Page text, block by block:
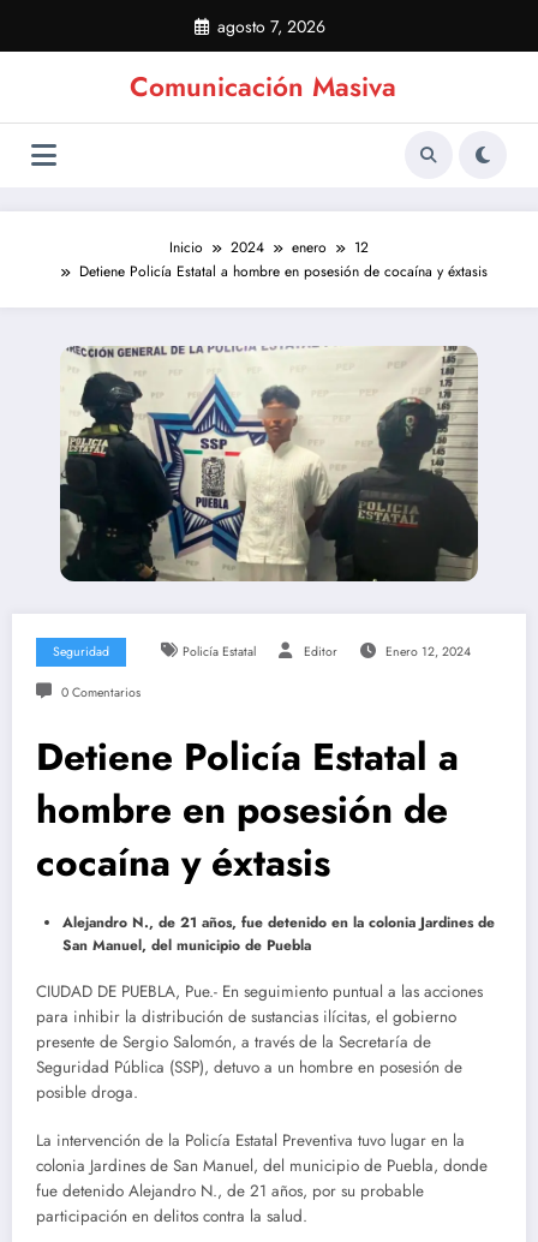
contenido
agosto 7, 2026
Comunicación Masiva
Inicio 2024 enero
12
Detiene Policía Estatal a hombre en posesión de cocaína y éxtasis
Seguridad Policía Estatal Editor Enero 12, 2024
0 Comentarios
Detiene Policía Estatal a
hombre en posesión de
cocaína y éxtasis
Alejandro N., de 21 años, fue detenido en la colonia Jardines de
San Manuel, del municipio de Puebla
CIUDAD DE PUEBLA, Pue.- En seguimiento puntual a las acciones
para inhibir la distribución de sustancias ilícitas, el gobierno
presente de Sergio Salomón, a través de la Secretaría de
Seguridad Pública (SSP), detuvo a un hombre en posesión de
posible droga.
La intervención de la Policía Estatal Preventiva tuvo lugar en la
colonia Jardines de San Manuel, del municipio de Puebla, donde
fue detenido Alejandro N., de 21 años, por su probable
participación en delitos contra la salud.